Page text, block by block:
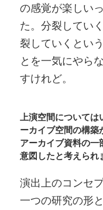
の感覚が楽しい
た。分裂してい
裂していくとい
とを一気にやら
すけれど。
上演空間について
ーカイブ空間の構築
アーカイブ資料の一
意図したと考えられ
演出上のコンセ
一つの研究の形